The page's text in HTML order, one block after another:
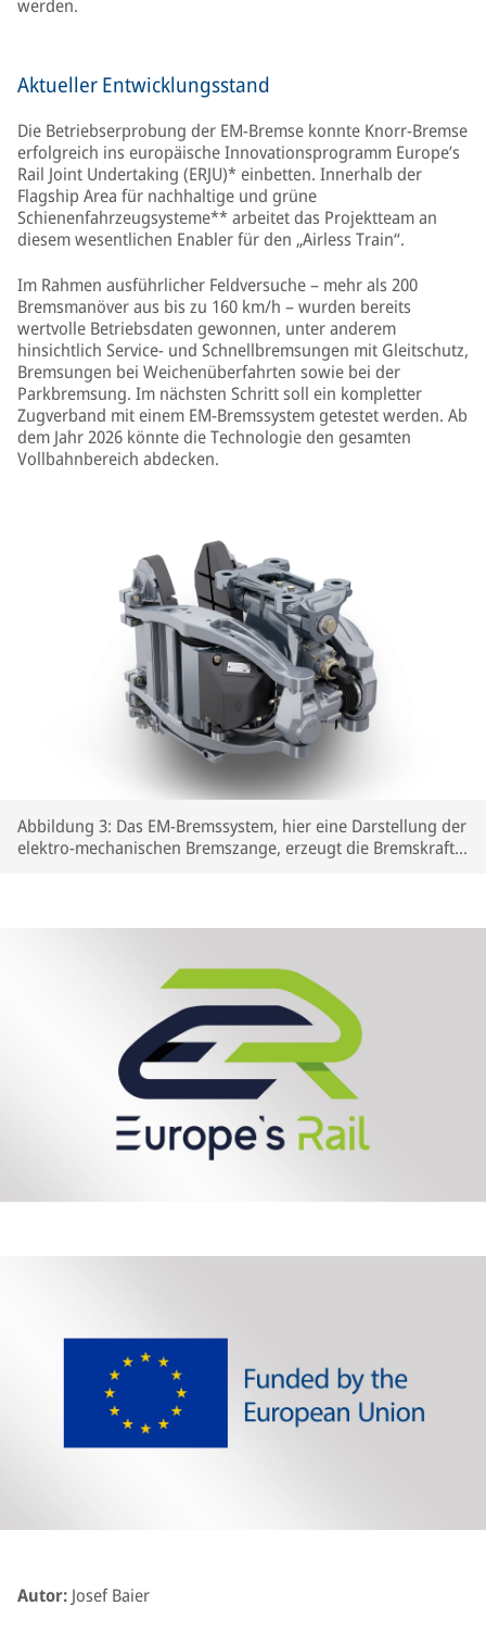
werden.
Aktueller Entwicklungsstand
Die Betriebserprobung der EM-Bremse konnte Knorr-Bremse
erfolgreich ins europäische Innovationsprogramm Europe’s
Rail Joint Undertaking (ERJU)* einbetten. Innerhalb der
Flagship Area für nachhaltige und grüne
Schienenfahrzeugsysteme** arbeitet das Projektteam an
diesem wesentlichen Enabler für den „Airless Train“.
Im Rahmen ausführlicher Feldversuche – mehr als 200
Bremsmanöver aus bis zu 160 km/h – wurden bereits
wertvolle Betriebsdaten gewonnen, unter anderem
hinsichtlich Service- und Schnellbremsungen mit Gleitschutz,
Bremsungen bei Weichenüberfahrten sowie bei der
Parkbremsung. Im nächsten Schritt soll ein kompletter
Zugverband mit einem EM-Bremssystem getestet werden. Ab
dem Jahr 2026 könnte die Technologie den gesamten
Vollbahnbereich abdecken.
Abbildung 3: Das EM-Bremssystem, hier eine Darstellung der
elektro-mechanischen Bremszange, erzeugt die Bremskraft
Autor: Josef Baier